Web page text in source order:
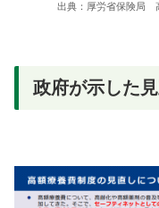
出典：厚労省保険局
政府が示した